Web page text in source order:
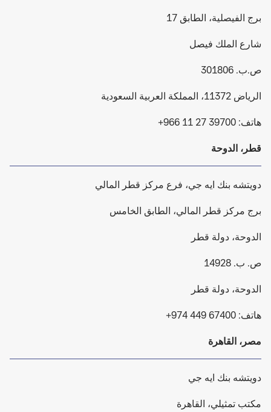
برج الفيصلية، الطابق 17
شارع الملك فيصل
ص.ب. 301806
الرياض 11372، المملكة العربية السعودية
هاتف: 966 11 27 39700+
قطر، الدوحة
دويتشه بنك ايه جي، فرع مركز قطر المالي
برج مركز قطر المالي، الطابق الخامس
الدوحة، دولة قطر
ص. ب. 14928
الدوحة، دولة قطر
هاتف: 67400 449 974+
مصر، القاهرة
دويتشه بنك ايه جي
مكتب تمثيلي، القاهرة